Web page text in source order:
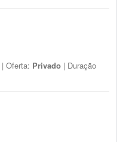
| Oferta: Privado | Duração